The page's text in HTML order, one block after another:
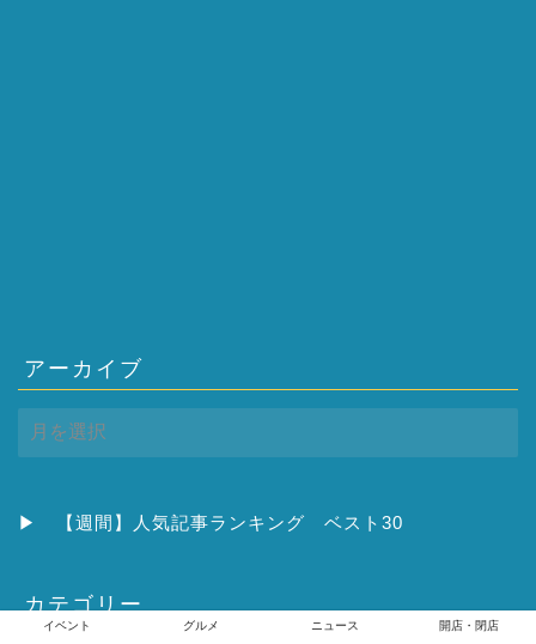
アーカイブ
ー
ブ
▶ 【週間】人気記事ランキング ベスト30
カテゴリー
イベント グルメ ニュース 開店・閉店